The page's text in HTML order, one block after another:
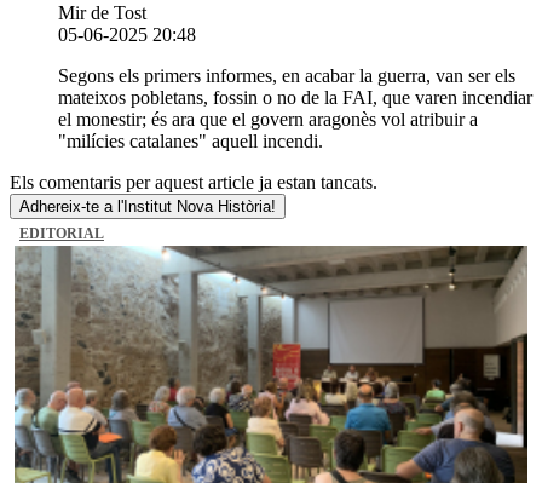
Mir de Tost
05-06-2025 20:48
Segons els primers informes, en acabar la guerra, van ser els
mateixos pobletans, fossin o no de la FAI, que varen incendiar
el monestir; és ara que el govern aragonès vol atribuir a
"milícies catalanes" aquell incendi.
Els comentaris per aquest article ja estan tancats.
Adhereix-te a l'Institut Nova Història!
EDITORIAL